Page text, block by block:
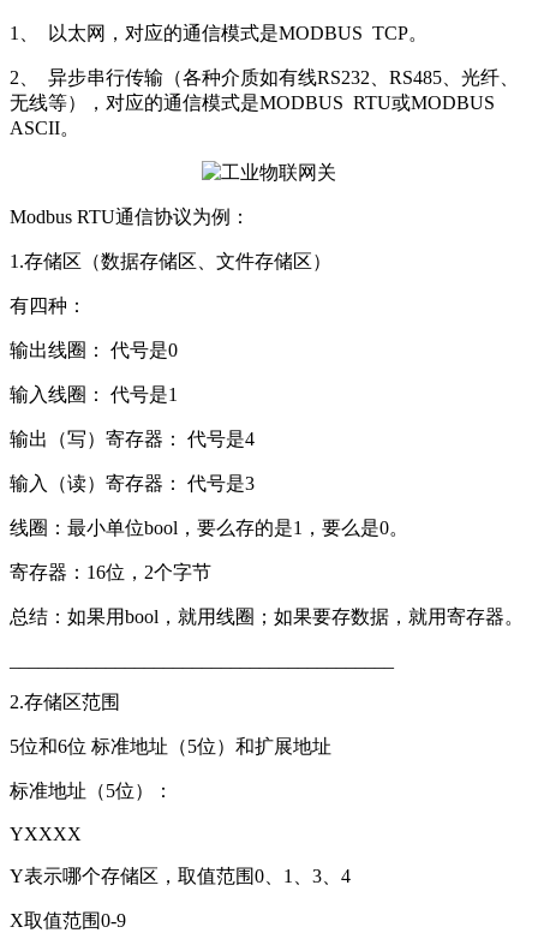
1、 以太网，对应的通信模式是MODBUS TCP。
2、
异步串行传输（各种介质如有线RS232、RS485、光纤、
无线等），对应的通信模式是MODBUS RTU或MODBUS
ASCII。
Modbus RTU通信协议为例：
1.存储区（数据存储区、文件存储区）
有四种：
输出线圈： 代号是0
输入线圈： 代号是1
输出（写）寄存器： 代号是4
输入（读）寄存器： 代号是3
线圈：最小单位bool，要么存的是1，要么是0。
寄存器：16位，2个字节
总结：如果用bool，就用线圈；如果要存数据，就用寄存器。
2.存储区范围
5位和6位 标准地址（5位）和扩展地址
标准地址（5位）：
YXXXX
Y表示哪个存储区，取值范围0、1、3、4
X取值范围0-9